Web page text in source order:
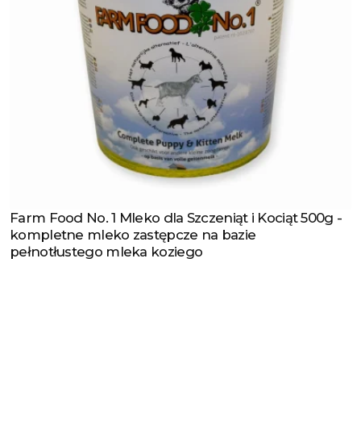
Zobacz produkt
Farm Food No. 1 Mleko dla Szczeniąt i Kociąt 500g -
kompletne mleko zastępcze na bazie
pełnotłustego mleka koziego